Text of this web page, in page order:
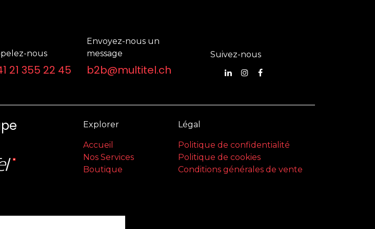
nous
21 355 22 45
Envoyez-nous un
message
b2b@multitel.ch
Suivez-nous
Légal
Politique de confidentialité
Politique de cookies
Conditions générales de vente
Explorer
Accueil
Nos Services
Boutique